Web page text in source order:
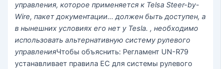
управления, которое применяется к Telsa Steer-by-
Wire, пакет документации… должен быть доступен, а
в нынешних условиях его нет у Tesla. , необходимо
использовать альтернативную систему рулевого
управленияЧтобы объяснить: Регламент UN-R79
устанавливает правила ЕС для системы рулевого